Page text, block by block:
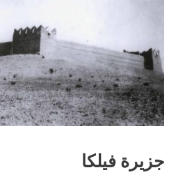
جزيرة فيلكا